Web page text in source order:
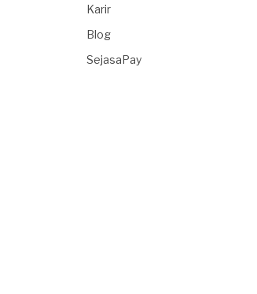
Karir
Blog
SejasaPay